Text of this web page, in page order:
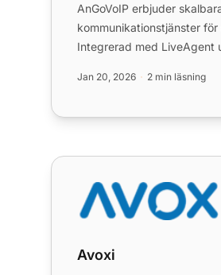
AnGoVoIP erbjuder
kommunikationstjänster
Integrerad med LiveAgent
Jan 20, 2026 2 min läsning
Avoxi
Avoxi